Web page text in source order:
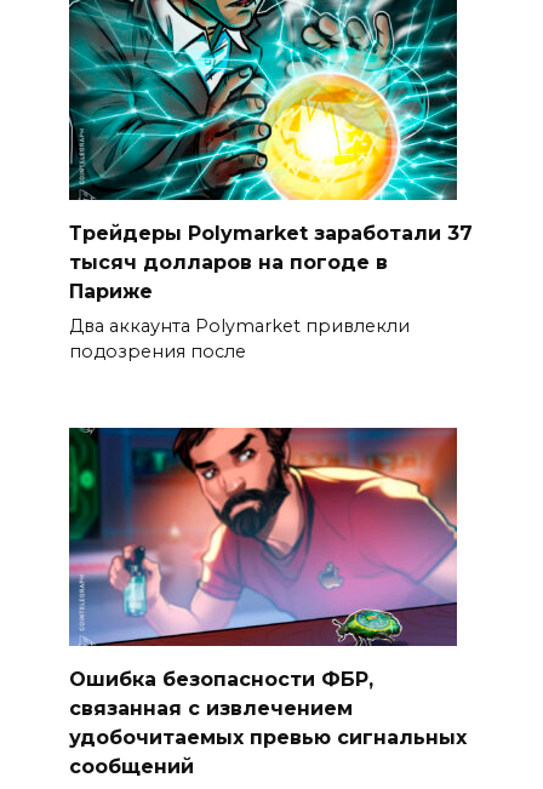
Трейдеры Polymarket заработали 37
тысяч долларов на погоде в
Париже
Два аккаунта Polymarket привлекли
подозрения после
Ошибка безопасности ФБР,
связанная с извлечением
удобочитаемых превью сигнальных
сообщений